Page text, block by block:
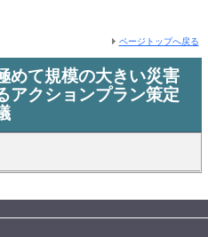
ページトップへ戻る
めて規模の大きい災害
アクションプラン策定